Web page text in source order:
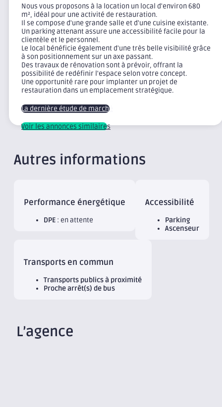
Nous vous proposons à la location un local d'environ 680
m², idéal pour une activité de restauration.
Il se compose d'une grande salle et d'une cuisine existante.
Un parking attenant assure une accessibilité facile pour la
clientèle et le personnel.
Le local bénéficie également d'une très belle visibilité grâce
à son positionnement sur un axe passant.
Des travaux de rénovation sont à prévoir, offrant la
possibilité de redéfinir l'espace selon votre concept.
Une opportunité rare pour implanter un projet de
restauration dans un emplacement stratégique.
La dernière étude de marché
Voir les annonces similaires
Autres informations
Performance énergétique
DPE : en attente
Accessibilité
Parking
Ascenseur
Transports en commun
Transports publics à proximité
Proche arrêt(s) de bus
L’agence